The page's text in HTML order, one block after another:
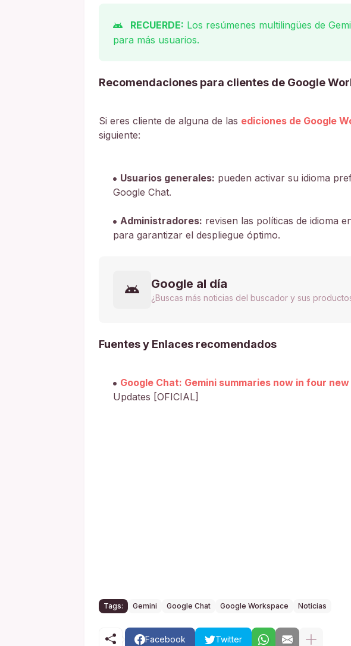
RECUERDE: Los resúmenes multilingües de
para más usuarios.
Recomendaciones para clientes de Google
Si eres cliente de alguna de las ediciones de Google
siguiente:
Usuarios generales: pueden activar su idioma
Google Chat.
Administradores: revisen las políticas de idioma
para garantizar el despliegue óptimo.
Google al día
¿Buscas más noticias del buscador y sus
Fuentes y Enlaces recomendados
Google Chat: Gemini summaries now in four
Updates [OFICIAL]
Tags: Gemini Google Chat Google Workspace Noticias
Facebook Twitter